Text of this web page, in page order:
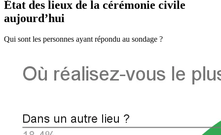
État des lieux de la cérémonie civile
aujourd’hui
Qui sont les personnes ayant répondu au sondage ?